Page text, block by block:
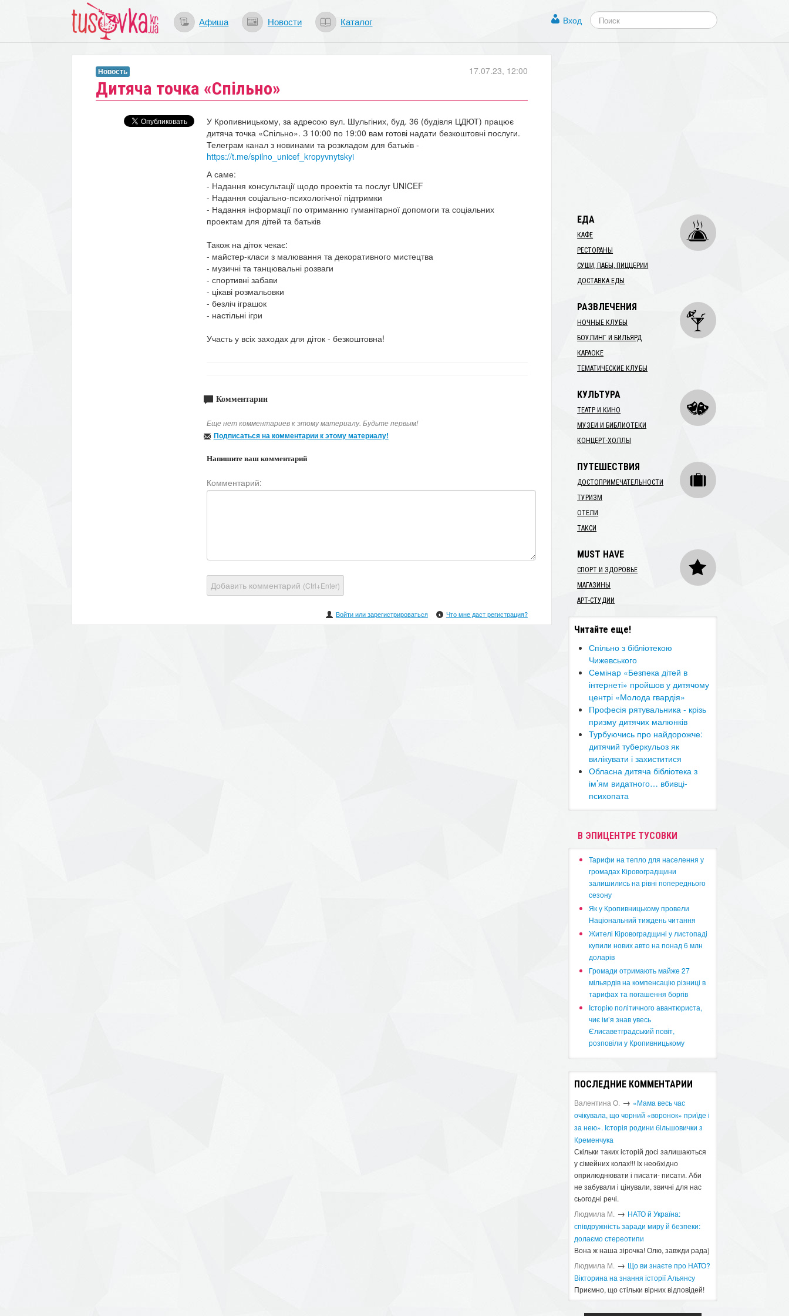
Афиша Новости Каталог Вход
Дитяча точка «Спільно»
17.07.23, 12:00
Новость
У Кропивницькому, за адресою вул. Шульгіних, буд. 36 (будівля ЦДЮТ) працює
дитяча точка «Спільно». З 10:00 по 19:00 вам готові надати безкоштовні послуги.
Телеграм канал з новинами та розкладом для батьків -
https://t.me/spilno_unicef_kropyvnytskyi
А саме:
- Надання консультації щодо проектів та послуг UNICEF
- Надання соціально-психологічної підтримки
- Надання інформації по отриманню гуманітарної допомоги та соціальних
проектам для дітей та батьків
Також на діток чекає:
- майстер-класи з малювання та декоративного мистецтва
- музичні та танцювальні розваги
- спортивні забави
- цікаві розмальовки
- безліч іграшок
- настільні ігри
Участь у всіх заходах для діток - безкоштовна!
Комментарии
Еще нет комментариев к этому материалу. Будьте первым!
Подписаться на комментарии к этому материалу!
Напишите ваш комментарий
Комментарий:
Добавить комментарий (Ctrl+Enter)
Войти или зарегистрироваться Что мне даст регистрация?
ЕДА
КАФЕ
РЕСТОРАНЫ
СУШИ, ПАБЫ, ПИЦЦЕРИИ
ДОСТАВКА ЕДЫ
РАЗВЛЕЧЕНИЯ
НОЧНЫЕ КЛУБЫ
БОУЛИНГ И БИЛЬЯРД
КАРАОКЕ
ТЕМАТИЧЕСКИЕ КЛУБЫ
КУЛЬТУРА
ТЕАТР И КИНО
МУЗЕИ И БИБЛИОТЕКИ
КОНЦЕРТ-ХОЛЛЫ
ПУТЕШЕСТВИЯ
ДОСТОПРИМЕЧАТЕЛЬНОСТИ
ТУРИЗМ
ОТЕЛИ
ТАКСИ
MUST HAVE
СПОРТ И ЗДОРОВЬЕ
МАГАЗИНЫ
АРТ-СТУДИИ
Читайте еще!
​Спільно з бібліотекою
Чижевського
Семінар «Безпека дітей в
інтернеті» пройшов у дитячому
центрі «Молода гвардія»
Професія рятувальника - крізь
призму дитячих малюнків
​Турбуючись про найдорожче:
дитячий туберкульоз як
вилікувати і захиститися
Обласна дитяча бібліотека з
ім’ям видатного… вбивці-
психопата
В ЭПИЦЕНТРЕ ТУСОВКИ
​Тарифи на тепло для населення у
громадах Кіровоградщини
залишились на рівні попереднього
сезону
​Як у Кропивницькому провели
Національний тиждень читання
​Жителі Кіровоградщині у листопаді
купили нових авто на понад 6 млн
доларів
​Громади отримають майже 27
мільярдів на компенсацію різниці в
тарифах та погашення боргів
Історію політичного авантюриста,
чиє ім’я знав увесь
Єлисаветградський повіт,
розповіли у Кропивницькому
ПОСЛЕДНИЕ КОММЕНТАРИИ
Валентина О. → «Мама весь час
очікувала, що чорний «воронок» приїде і
за нею». Історія родини більшовички з
Кременчука
Скільки таких історій досі залишаються
у сімейних колах!!! Іх необхідно
оприлюднювати і писати- писати. Аби
не забували і цінували, звичні для нас
сьогодні речі.
Людмила М. → ​НАТО й Україна:
співдружність заради миру й безпеки:
долаємо стереотипи
Вона ж наша зірочка! Олю, завжди рада)
Людмила М. → Що ви знаєте про НАТО?
Вікторина на знання історії Альянсу ​
Приємно, що стільки вірних відповідей!